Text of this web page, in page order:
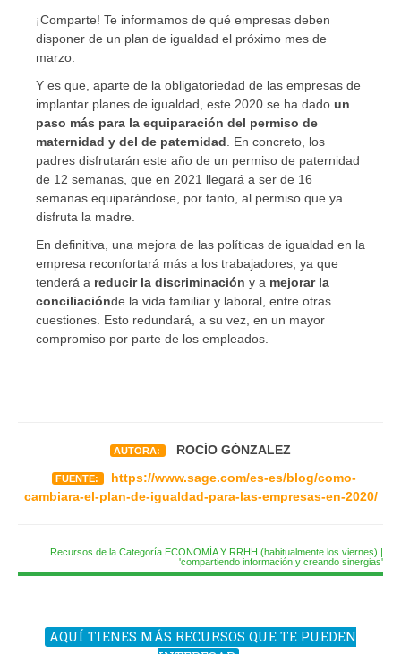
¡Comparte! Te informamos de qué empresas deben
disponer de un plan de igualdad el próximo mes de
marzo.
Y es que, aparte de la obligatoriedad de las empresas de
implantar planes de igualdad, este 2020 se ha dado un
paso más para la equiparación del permiso de
maternidad y del de paternidad . En concreto, los
padres disfrutarán este año de un permiso de paternidad
de 12 semanas, que en 2021 llegará a ser de 16
semanas equiparándose, por tanto, al permiso que ya
disfruta la madre.
En definitiva, una mejora de las políticas de igualdad en la
empresa reconfortará más a los trabajadores, ya que
tenderá a reducir la discriminación y a mejorar la
conciliaciónde la vida familiar y laboral, entre otras
cuestiones. Esto redundará, a su vez, en un mayor
compromiso por parte de los empleados.
AUTORA: ROCÍO GÓNZALEZ
FUENTE:
https://www.sage.com/es-es/blog/como-
cambiara-el-plan-de-igualdad-para-las-empresas-en-2020/
Recursos de la Categoría ECONOMÍA Y RRHH (habitualmente los viernes) |
'compartiendo información y creando sinergias'
AQUÍ TIENES MÁS RECURSOS QUE TE PUEDEN